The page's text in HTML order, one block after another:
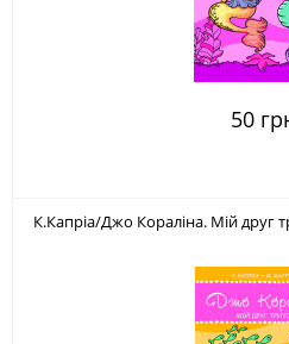
50
К.Капріа/Джо Кораліна. Мій друг